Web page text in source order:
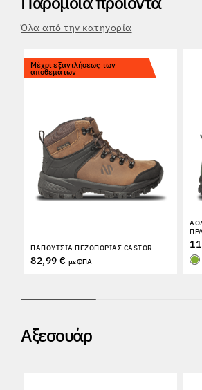
Όλα από την κατηγορία
Μέχρι εξαντλήσεως των
αποθεμάτων
ΠΑΠΟΎΤΣΙΑ ΠΕΖΟΠΟΡΊΑΣ CASTOR
82,99 € με ΦΠΑ
Αξεσουάρ